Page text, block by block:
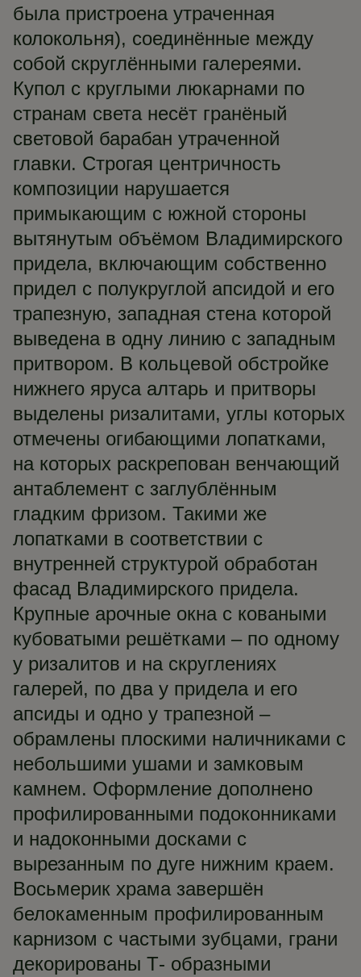
была пристроена утраченная
колокольня), соединённые между
собой скруглёнными галереями.
Купол с круглыми люкарнами по
странам света несёт гранёный
световой барабан утраченной
главки. Строгая центричность
композиции нарушается
примыкающим с южной стороны
вытянутым объёмом Владимирского
придела, включающим собственно
придел с полукруглой апсидой и его
трапезную, западная стена которой
выведена в одну линию с западным
притвором. В кольцевой обстройке
нижнего яруса алтарь и притворы
выделены ризалитами, углы которых
отмечены огибающими лопатками,
на которых раскрепован венчающий
антаблемент с заглублённым
гладким фризом. Такими же
лопатками в соответствии с
внутренней структурой обработан
фасад Владимирского придела.
Крупные арочные окна с коваными
кубоватыми решётками – по одному
у ризалитов и на скруглениях
галерей, по два у придела и его
апсиды и одно у трапезной –
обрамлены плоскими наличниками с
небольшими ушами и замковым
камнем. Оформление дополнено
профилированными подоконниками
и надоконными досками с
вырезанным по дуге нижним краем.
Восьмерик храма завершён
белокаменным профилированным
карнизом с частыми зубцами, грани
декорированы Т- образными